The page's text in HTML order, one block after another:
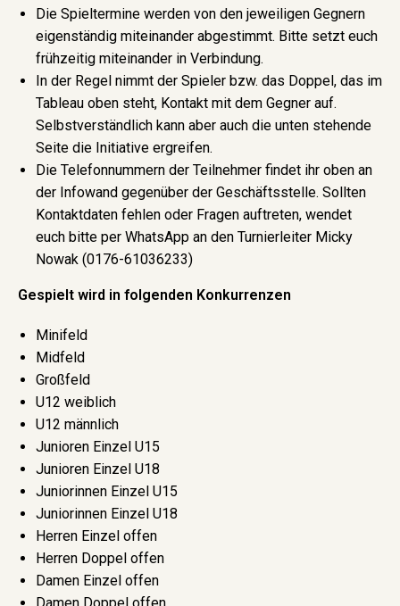
Die Spieltermine werden von den jeweiligen Gegnern
eigenständig miteinander abgestimmt. Bitte setzt euch
frühzeitig miteinander in Verbindung.
In der Regel nimmt der Spieler bzw. das Doppel, das im
Tableau oben steht, Kontakt mit dem Gegner auf.
Selbstverständlich kann aber auch die unten stehende
Seite die Initiative ergreifen.
Die Telefonnummern der Teilnehmer findet ihr oben an
der Infowand gegenüber der Geschäftsstelle. Sollten
Kontaktdaten fehlen oder Fragen auftreten, wendet
euch bitte per WhatsApp an den Turnierleiter Micky
Nowak (0176-61036233)
Gespielt wird in folgenden Konkurrenzen
Minifeld
Midfeld
Großfeld
U12 weiblich
U12 männlich
Junioren Einzel U15
Junioren Einzel U18
Juniorinnen Einzel U15
Juniorinnen Einzel U18
Herren Einzel offen
Herren Doppel offen
Damen Einzel offen